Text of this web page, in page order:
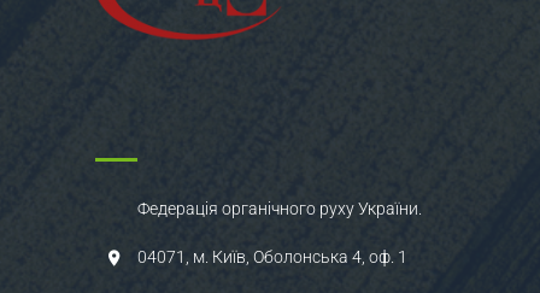
Федерація органічного руху України.
04071, м. Київ, Оболонська 4, оф. 1